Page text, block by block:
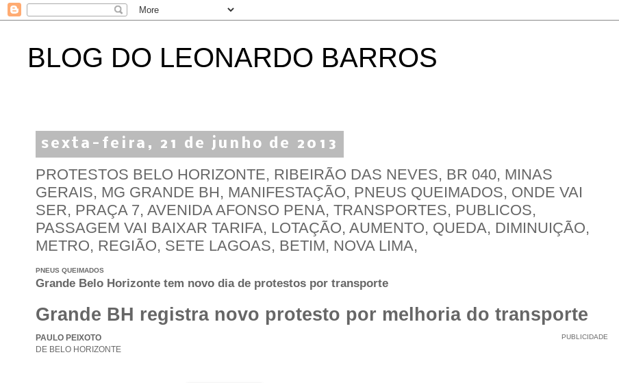
BLOG DO LEONARDO BARROS
sexta-feira, 21 de junho de 2013
PROTESTOS BELO HORIZONTE, RIBEIRÃO DAS NEVES, BR 040, MINAS
GERAIS, MG GRANDE BH, MANIFESTAÇÃO, PNEUS QUEIMADOS, ONDE VAI
SER, PRAÇA 7, AVENIDA AFONSO PENA, TRANSPORTES, PUBLICOS,
PASSAGEM VAI BAIXAR TARIFA, LOTAÇÃO, AUMENTO, QUEDA, DIMINUIÇÃO,
METRO, REGIÃO, SETE LAGOAS, BETIM, NOVA LIMA,
PNEUS QUEIMADOS
Grande Belo Horizonte tem novo dia de protestos por transporte
Grande BH registra novo protesto por melhoria do transporte
PUBLICIDADE
PAULO PEIXOTO
DE BELO HORIZONTE